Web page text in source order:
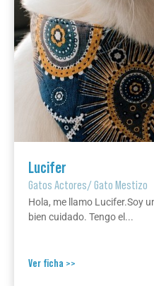
Lucifer
Gatos Actores/Gato Mestizo
Hola, me llamo Lucifer.Soy
bien cuidado. Tengo el...
Ver ficha >>